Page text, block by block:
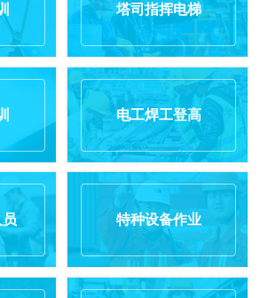
塔司指挥电梯
电工焊工登高
员 特种设备作业